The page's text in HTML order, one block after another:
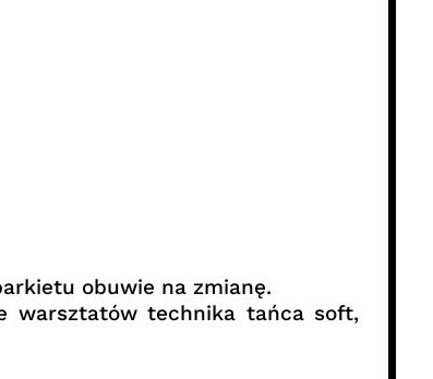
obuwie na zmianę.
warsztatów technika tańca soft,